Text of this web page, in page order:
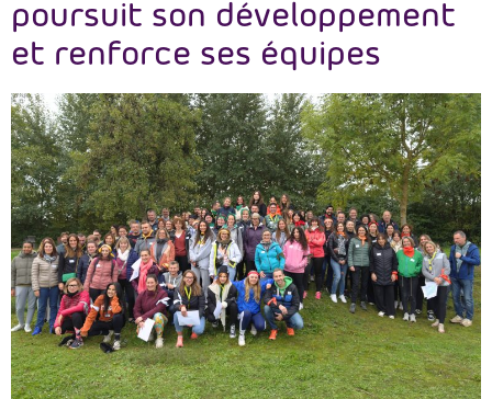
poursuit son développement
et renforce ses équipes